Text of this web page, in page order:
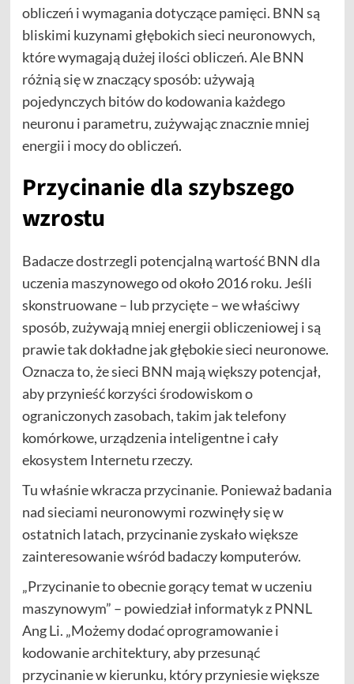
obliczeń i wymagania dotyczące pamięci. BNN są
bliskimi kuzynami głębokich sieci neuronowych,
które wymagają dużej ilości obliczeń. Ale BNN
różnią się w znaczący sposób: używają
pojedynczych bitów do kodowania każdego
neuronu i parametru, zużywając znacznie mniej
energii i mocy do obliczeń.
Przycinanie dla szybszego
wzrostu
Badacze dostrzegli potencjalną wartość BNN dla
uczenia maszynowego od około 2016 roku. Jeśli
skonstruowane – lub przycięte – we właściwy
sposób, zużywają mniej energii obliczeniowej i są
prawie tak dokładne jak głębokie sieci neuronowe.
Oznacza to, że sieci BNN mają większy potencjał,
aby przynieść korzyści środowiskom o
ograniczonych zasobach, takim jak telefony
komórkowe, urządzenia inteligentne i cały
ekosystem Internetu rzeczy.
Tu właśnie wkracza przycinanie. Ponieważ badania
nad sieciami neuronowymi rozwinęły się w
ostatnich latach, przycinanie zyskało większe
zainteresowanie wśród badaczy komputerów.
„Przycinanie to obecnie gorący temat w uczeniu
maszynowym” – powiedział informatyk z PNNL
Ang Li. „Możemy dodać oprogramowanie i
kodowanie architektury, aby przesunąć
przycinanie w kierunku, który przyniesie większe